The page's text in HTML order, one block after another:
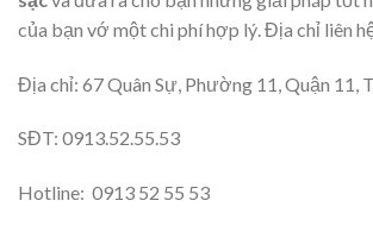
của bạn vớ một chi phí hợp lý. Địa chỉ liên
Địa chỉ: 67 Quân Sự, Phường 11, Quận 11,
SĐT: 0913.52.55.53
Hotline: 0913 52 55 53